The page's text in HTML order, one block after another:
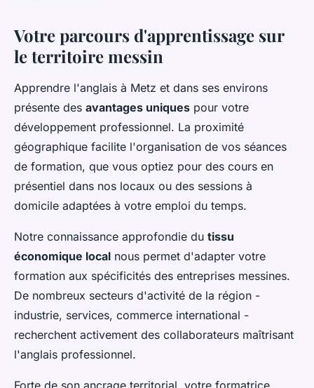
Votre parcours d'apprentissage sur
le territoire messin
Apprendre l'anglais à Metz et dans ses environs
présente des avantages uniques pour votre
développement professionnel. La proximité
géographique facilite l'organisation de vos séances
de formation, que vous optiez pour des cours en
présentiel dans nos locaux ou des sessions à
domicile adaptées à votre emploi du temps.
Notre connaissance approfondie du tissu
économique local nous permet d'adapter votre
formation aux spécificités des entreprises messines.
De nombreux secteurs d'activité de la région -
industrie, services, commerce international -
recherchent activement des collaborateurs maîtrisant
l'anglais professionnel.
Forte de son ancrage territorial, votre formatrice